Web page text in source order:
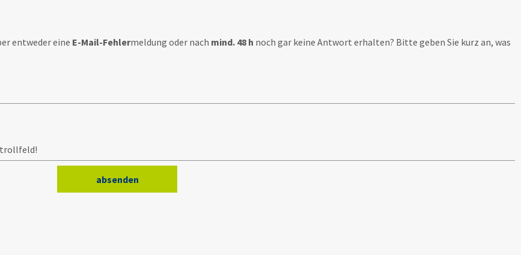
entweder eine E-Mail-Fehlermeldung oder nach mind. 48 h noch gar keine Antwort erhalten? Bitte geben Sie kurz an, was